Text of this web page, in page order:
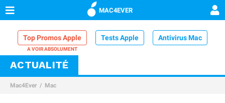
MAC4EVER
Top Promos Apple Tests Apple Antivirus Mac
VPN Mac
Comparatif iPhone
ACTUALITÉ
Mac4Ever Mac